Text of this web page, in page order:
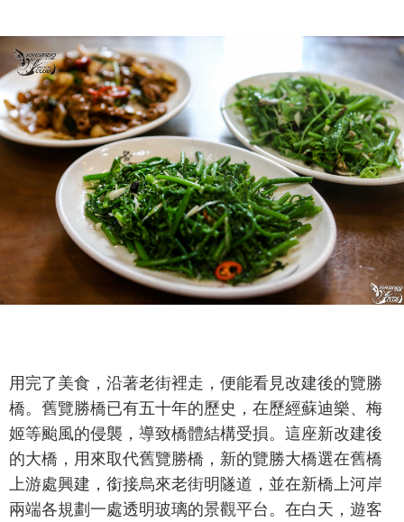
用完了美食，沿著老街裡走，便能看見改建後的覽勝
橋。舊覽勝橋已有五十年的歷史，在歷經蘇迪樂、梅
姬等颱風的侵襲，導致橋體結構受損。這座新改建後
的大橋，用來取代舊覽勝橋，新的覽勝大橋選在舊橋
上游處興建，銜接烏來老街明隧道，並在新橋上河岸
兩端各規劃一處透明玻璃的景觀平台。在白天，遊客